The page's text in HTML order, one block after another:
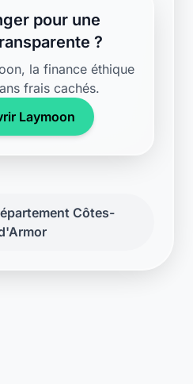
pour une
?
la finance éthique
frais cachés.
Laymoon
Côtes-